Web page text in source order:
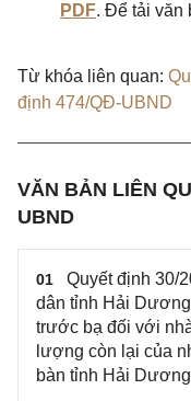
PDF. Để tải văn
Từ khóa liên quan:
định 474/QĐ-UBND
VĂN BẢN LIÊN
UBND
01
Quyết định 30/
dân tỉnh Hải
trước bạ đối với
lượng còn lại của
bàn tỉnh Hải Dương